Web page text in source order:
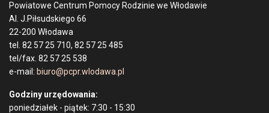
Powiatowe Centrum Pomocy Rodzinie we Włodawie
Al. J.Piłsudskiego 66
22-200 Włodawa
tel. 82 57 25 710, 82 57 25 485
tel/fax. 82 57 25 538
e-mail: biuro@pcpr.wlodawa.pl
Godziny urzędowania:
poniedziałek - piątek: 7:30 - 15:30